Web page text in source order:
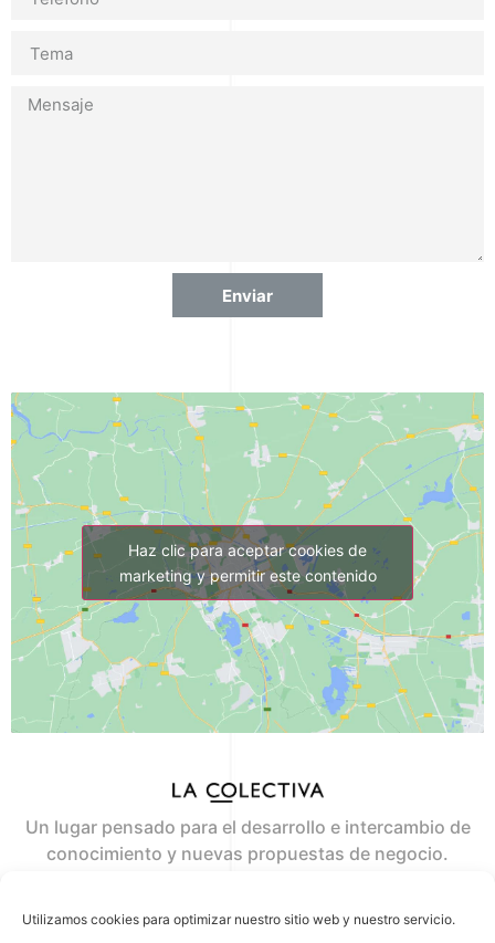
Utilizamos cookies para optimizar nuestro sitio web y nuestro servicio.
Enviar
Haz clic para aceptar cookies de
marketing y permitir este contenido
Un lugar pensado para el desarrollo e intercambio de
conocimiento y nuevas propuestas de negocio.